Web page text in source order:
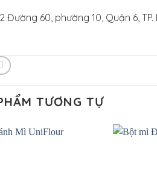
Đường 60, phường 10, Quận 6, TP.
TƯƠNG TỰ